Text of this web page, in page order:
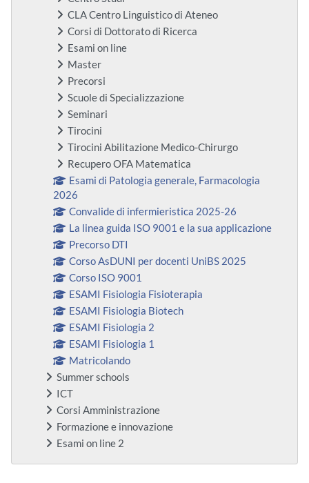
CLA Centro Linguistico di Ateneo
Corsi di Dottorato di Ricerca
Esami on line
Master
Precorsi
Scuole di Specializzazione
Seminari
Tirocini
Tirocini Abilitazione Medico-Chirurgo
Recupero OFA Matematica
Esami di Patologia generale, Farmacologia
2026
Convalide di infermieristica 2025-26
La linea guida ISO 9001 e la sua applicazione
Precorso DTI
Corso AsDUNI per docenti UniBS 2025
Corso ISO 9001
ESAMI Fisiologia Fisioterapia
ESAMI Fisiologia Biotech
ESAMI Fisiologia 2
ESAMI Fisiologia 1
Matricolando
Summer schools
ICT
Corsi Amministrazione
Formazione e innovazione
Esami on line 2